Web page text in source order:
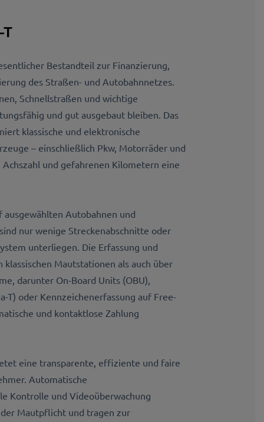
Bestandteil zur Finanzierung,
des Straßen- und Autobahnnetzes.
Schnellstraßen und wichtige
und gut ausgebaut bleiben. Das
klassische und elektronische
– einschließlich Pkw, Motorräder und
Achszahl und gefahrenen Kilometern eine
Autobahnen und
nur wenige Streckenabschnitte oder
unterliegen. Die Erfassung und
Mautstationen als auch über
darunter On-Board Units (OBU),
T) oder Kennzeichenerfassung auf Free-
und kontaktlose Zahlung
eine transparente, effiziente und faire
Automatische
Kontrolle und Videoüberwachung
Mautpflicht und tragen zur